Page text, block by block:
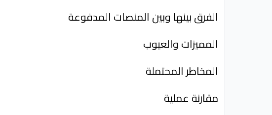
الفرق بينها وبين المنصات المدفوعة
المميزات والعيوب
المخاطر المحتملة
مقارنة عملية